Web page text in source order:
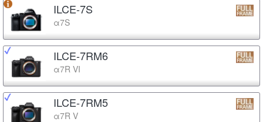
ILCE-7S
α7S
ILCE-7RM6
α7R VI
ILCE-7RM5
α7R V